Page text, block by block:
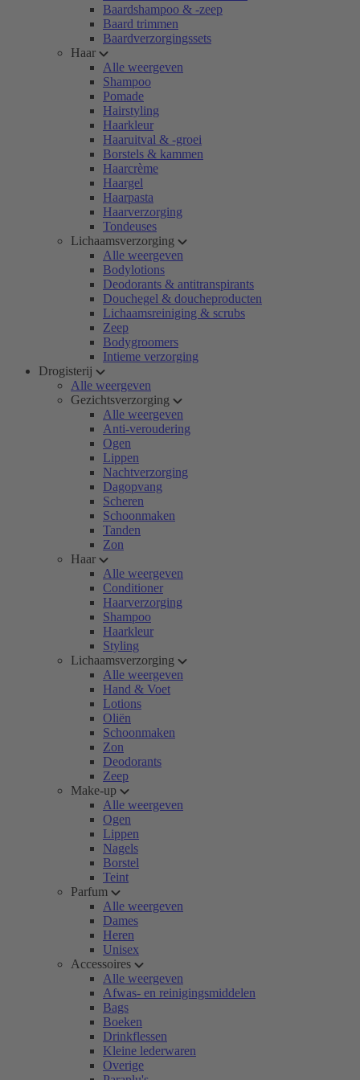
Baardshampoo & -zeep
Baard trimmen
Baardverzorgingssets
Haar
Alle weergeven
Shampoo
Pomade
Hairstyling
Haarkleur
Haaruitval & -groei
Borstels & kammen
Haarcrème
Haargel
Haarpasta
Haarverzorging
Tondeuses
Lichaamsverzorging
Alle weergeven
Bodylotions
Deodorants & antitranspirants
Douchegel & doucheproducten
Lichaamsreiniging & scrubs
Zeep
Bodygroomers
Intieme verzorging
Drogisterij
Alle weergeven
Gezichtsverzorging
Alle weergeven
Anti-veroudering
Ogen
Lippen
Nachtverzorging
Dagopvang
Scheren
Schoonmaken
Tanden
Zon
Haar
Alle weergeven
Conditioner
Haarverzorging
Shampoo
Haarkleur
Styling
Lichaamsverzorging
Alle weergeven
Hand & Voet
Lotions
Oliën
Schoonmaken
Zon
Deodorants
Zeep
Make-up
Alle weergeven
Ogen
Lippen
Nagels
Borstel
Teint
Parfum
Alle weergeven
Dames
Heren
Unisex
Accessoires
Alle weergeven
Afwas- en reinigingsmiddelen
Bags
Boeken
Drinkflessen
Kleine lederwaren
Overige